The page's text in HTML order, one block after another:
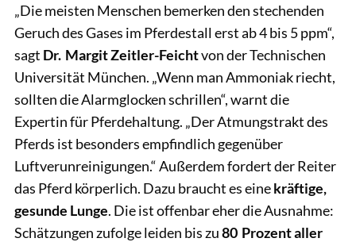
„Die meisten Menschen bemerken den stechenden
Geruch des Gases im Pferdestall erst ab 4 bis 5 ppm“,
sagt Dr. Margit Zeitler-Feichtvon der Technischen
Universität München. „Wenn man Ammoniak riecht,
sollten die Alarmglocken schrillen“, warnt die
Expertin für Pferdehaltung. „Der Atmungstrakt des
Pferds ist besonders empfindlich gegenüber
Luftverunreinigungen.“ Außerdem fordert der Reiter
das Pferd körperlich. Dazu braucht es einekräftige,
gesunde Lunge. Die ist offenbar eher die Ausnahme:
Schätzungen zufolge leiden bis zu80 Prozent aller